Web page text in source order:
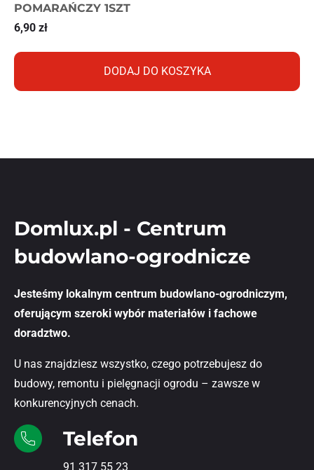
POMARAŃCZY 1SZT
6,90 zł
DODAJ DO KOSZYKA
Domlux.pl - Centrum
budowlano-ogrodnicze
Jesteśmy lokalnym centrum budowlano-ogrodniczym,
oferującym szeroki wybór materiałów i fachowe
doradztwo.
U nas znajdziesz wszystko, czego potrzebujesz do
budowy, remontu i pielęgnacji ogrodu – zawsze w
konkurencyjnych cenach.
Telefon
91 317 55 23